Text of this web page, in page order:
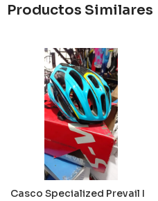
Productos Similares
Casco Specialized Prevail I